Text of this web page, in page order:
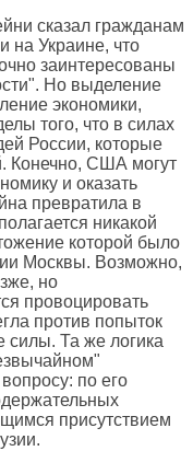
сказал гражданам
на Украине, что
заинтересованы
Но выделение
экономики,
того, что в силах
России, которые
Конечно, США могут
и оказать
превратила в
никакой
которой было
Москвы. Возможно,
но
провоцировать
против попыток
силы. Та же логика
по его
присутствием